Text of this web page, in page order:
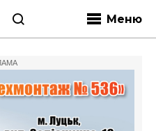
Меню